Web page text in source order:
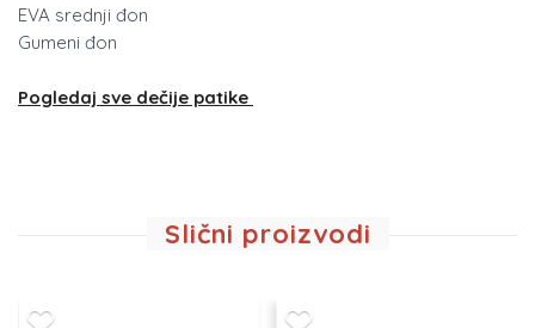
EVA srednji đon
Gumeni đon
Pogledaj sve dečije patike
Slični proizvodi